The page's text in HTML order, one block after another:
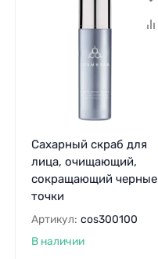
Сахарный скраб для
лица, очищающий,
сокращающий черные
точки
Артикул: cos300100
В наличии